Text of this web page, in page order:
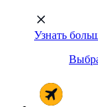
Узнать